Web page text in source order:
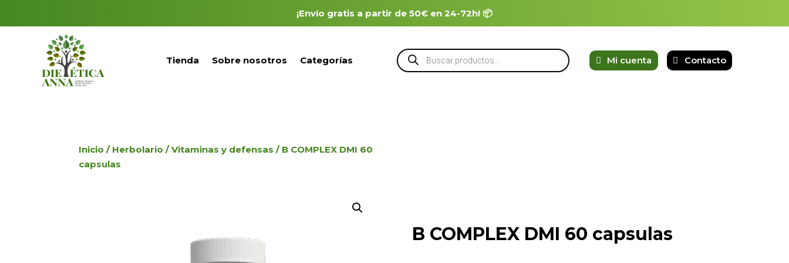
¡Envío gratis a partir de 50€ en 24-72h! 📦
Tienda Sobre nosotros Categorías
Búsqueda
de
productos
Mi cuenta Contacto
Inicio / Herbolario /Vitaminas y defensas / B COMPLEX DMI 60
capsulas
B COMPLEX DMI 60 capsulas